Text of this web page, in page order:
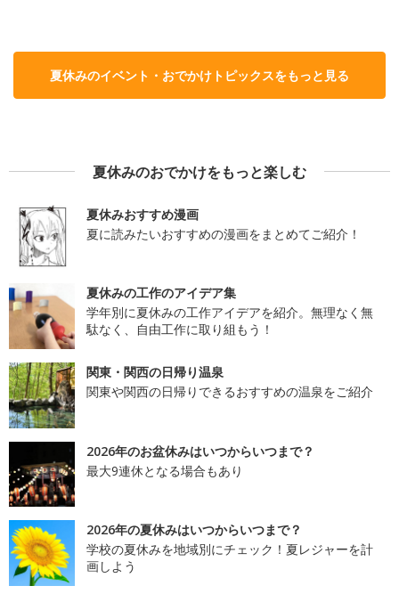
夏休みのイベント・おでかけトピックスをもっと見る
夏休みのおでかけをもっと楽しむ
夏休みおすすめ漫画
夏に読みたいおすすめの漫画をまとめてご紹介！
夏休みの工作のアイデア集
学年別に夏休みの工作アイデアを紹介。無理なく無
駄なく、自由工作に取り組もう！
関東・関西の日帰り温泉
関東や関西の日帰りできるおすすめの温泉をご紹介
2026年のお盆休みはいつからいつまで？
最大9連休となる場合もあり
2026年の夏休みはいつからいつまで？
学校の夏休みを地域別にチェック！夏レジャーを計
画しよう